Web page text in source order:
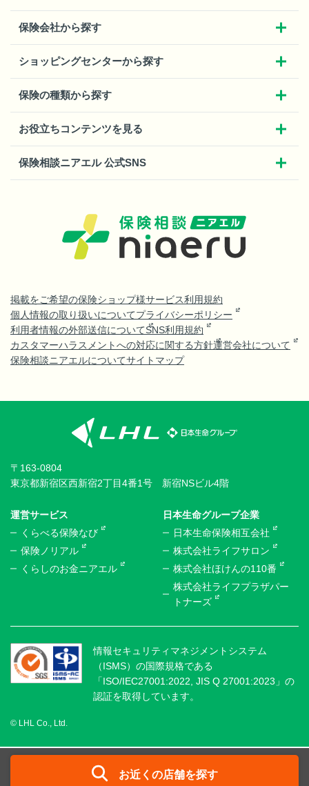
保険会社から探す
ショッピングセンターから探す
保険の種類から探す
お役立ちコンテンツを見る
保険相談ニアエル 公式SNS
掲載をご希望の保険ショップ様サービス利用規約
個人情報の取り扱いについてプライバシーポリシー
利用者情報の外部送信についてSNS利用規約
カスタマーハラスメントへの対応に関する方針運営会社について
保険相談ニアエルについてサイトマップ
〒163-0804
東京都新宿区西新宿2丁目4番1号 新宿NSビル4階
運営サービス
くらべる保険なび
保険ノリアル
くらしのお金ニアエル
日本生命グループ企業
日本生命保険相互会社
株式会社ライフサロン
株式会社ほけんの110番
株式会社ライフプラザパー
トナーズ
情報セキュリティマネジメントシステム
（ISMS）の国際規格である
「ISO/IEC27001:2022, JIS Q 27001:2023」の
認証を取得しています。
© LHL Co., Ltd.
お近くの店舗を探す